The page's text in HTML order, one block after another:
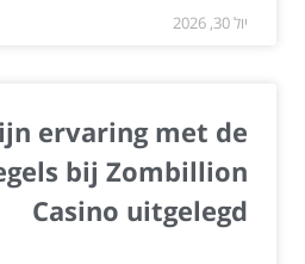
יול 30, 2026
ervaring met de
bij Zombillion
Casino uitgelegd